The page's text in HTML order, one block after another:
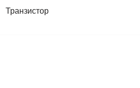
Транзистор